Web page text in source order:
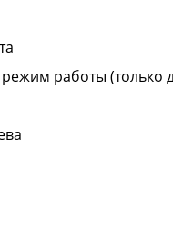
работы (только